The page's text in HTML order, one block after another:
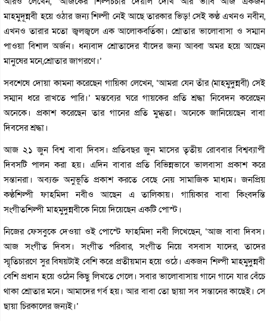
মাহমুদূন্নবী হয়ে ওঠার জন্য শিল্পী নেই আছে তারকার ভিড়! সেই কণ্ঠ এখনও নবীন,
এখনও তারার মতো জ্বলজ্বলে এক আলোকবর্তিকা। শ্রোতার ভালোবাসা ও সম্মান
পাওয়া বিশাল অর্জন। ধন্যবাদ শ্রোতাদের যাঁদের জন্য আব্বা অমর হয়ে আছেন
মানুষের মনে,শ্রোতার জাগরণে।’
সবশেষে দোয়া কামনা করেছেন গায়িকা লেখেন, ‘আমরা যেন তাঁর (মাহমুদুন্নবী) সেই
সম্মান ধরে রাখতে পারি।’ মন্তব্যের ঘরে গায়কের প্রতি শ্রদ্ধা নিবেদন করেছেন
অনেকে। প্রকাশ করেছেন তার গানের প্রতি মুগ্ধতা। অনেকে জানিয়েছেন বাবা
দিবসের শ্রদ্ধা।
আজ ২১ জুন বিশ্ব বাবা দিবস। প্রতিবছর জুন মাসের তৃতীয় রোববার বিশ্বব্যাপী
দিবসটি পালন করা হয়। এদিন বাবার প্রতি বিভিন্নভাবে ভালবাসা প্রকাশ করে
সন্তানরা। অব্যক্ত অনুভূতি প্রকাশ করতে বেছে নেয় সামাজিক মাধ্যম। জনপ্রিয়
কণ্ঠশিল্পী ফাহমিদা নবীও আছেন এ তালিকায়। গায়িকার বাবা কিংবদন্তি
সংগীতশিল্পী মাহমুদুন্নবীকে নিয়ে দিয়েছেন একটি পোস্ট।
নিজের ফেসবুকে দেওয়া ওই পোস্টে ফাহমিদা নবী লিখেছেন, ‘আজ বাবা দিবস।
আজ সংগীত দিবস। সংগীত পরিবার, সংগীত নিয়ে বসবাস যাদের, তাদের
স্মৃতিচারণে সুর বিষয়টাই বেশি করে প্রতীয়মান হয়ে ওঠে। একজন শিল্পী মাহমুদুন্নবী
বেশি প্রধান হয়ে ওঠেন কিছু লিখতে গেলে। সবার ভালোবাসায় গানে গানে যার বেঁচে
থাকা শ্রোতার মনে। আমাদের গর্ব হয়। আর বাবা তো ছায়া সব সন্তানের কাছেই। সে
ছায়া চিরকালের জন‍্যই।’